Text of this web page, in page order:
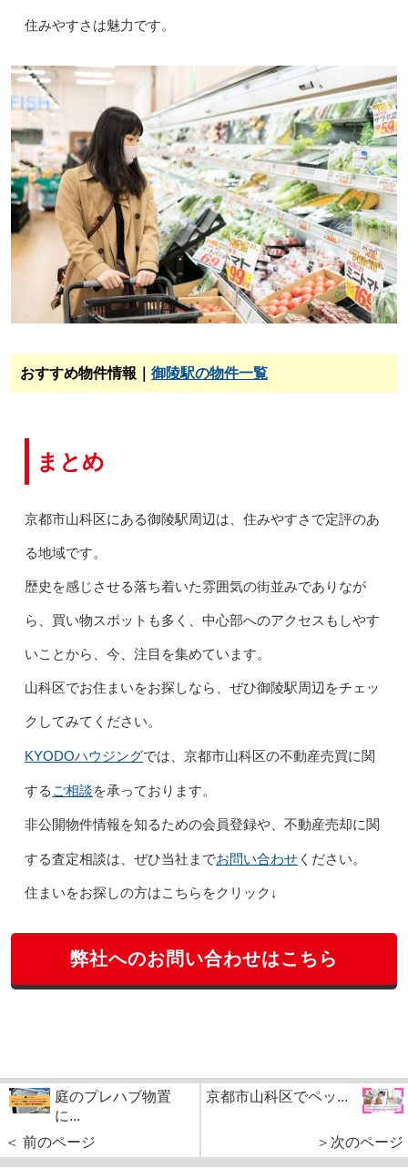
住みやすさは魅力です。
おすすめ物件情報｜ 御陵駅の物件一覧
まとめ
京都市山科区にある御陵駅周辺は、住みやすさで定評のあ
る地域です。
歴史を感じさせる落ち着いた雰囲気の街並みでありなが
ら、買い物スポットも多く、中心部へのアクセスもしやす
いことから、今、注目を集めています。
山科区でお住まいをお探しなら、ぜひ御陵駅周辺をチェッ
クしてみてください。
KYODOハウジングでは、京都市山科区の不動産売買に関
する ご相談を承っております。
非公開物件情報を知るための会員登録や、不動産売却に関
する査定相談は、ぜひ当社までお問い合わせください。
住まいをお探しの方はこちらをクリック↓
弊社へのお問い合わせはこちら
庭のプレハブ物置
に...
＜ 前のページ
京都市山科区でペッ...
＞次のページ